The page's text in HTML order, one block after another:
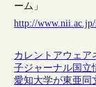
ーム」
http://www.nii.ac.jp/
カレントアウェア
子ジャーナル国立
愛知大学が東亜同